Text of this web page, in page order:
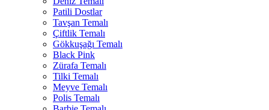
Patili Dostlar
Tavşan Temalı
Çiftlik Temalı
Gökkuşağı Temalı
Black Pink
Zürafa Temalı
Tilki Temalı
Meyve Temalı
Polis Temalı